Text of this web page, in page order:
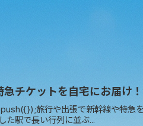
チケットを自宅にお届け
旅行や出張で新幹線や特急を
た駅で長い行列に並ぶ...